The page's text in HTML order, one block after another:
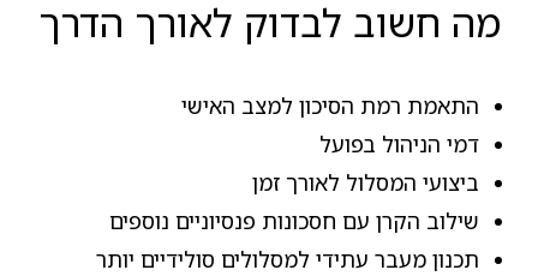
מה חשוב לבדוק לאורך הדרך
התאמת רמת הסיכון למצב האישי
דמי הניהול בפועל
ביצועי המסלול לאורך זמן
שילוב הקרן עם חסכונות פנסיוניים נוספים
תכנון מעבר עתידי למסלולים סולידיים יותר